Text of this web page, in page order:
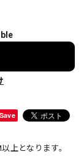
Save
上となります。